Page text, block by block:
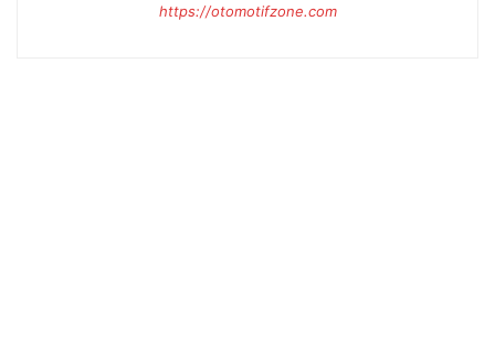
https://otomotifzone.com